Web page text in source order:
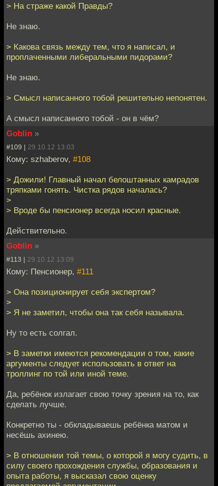
> На страже какой Правды?
Не знаю.
> Какова связь между тем, что я написал, и
проплаченными либеральными пидорами?
Не знаю.
> Смысл написанного тобой решительно непонятен.
А смысл написанного тобой - он в чём?
Goblin »
#109 | 29.10.12 13:03
Кому: szhaberov, #108
> Дожили! Главный начал белоштанных камрадов
тряпками гонять. Чистка рядов началась?
>
> Вроде бы пенсионер всегда носил красные.
Действительно.
Goblin »
#113 | 29.10.12 13:09
Кому: Пенсионер, #111
> Она позиционирует себя экспертом?
>
> Я не заметил, чтобы она так себя называла.
Ну то есть солгал.
> В заметки имеются рекомендации о том, какие
аргументы следует использовать в ответ на
троллинг по той или иной теме.
Да, ребёнок излагает свою точку зрения на то, как
сделать лучше.
Конкретно ты - обкладываешь ребёнка матом и
несёшь ахинею.
> В отношении той темы, о которой я могу судить, в
силу своего прохождения службы, образования и
опыта работы, я высказал свою оценку